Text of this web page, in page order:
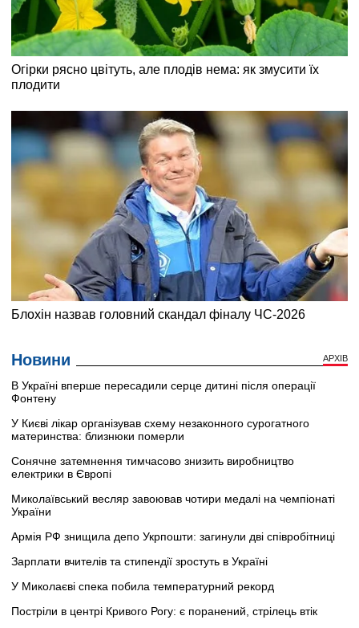
Новини АРХІВ
В Україні вперше пересадили серце дитині після операції
Фонтену
У Києві лікар організував схему незаконного сурогатного
материнства: близнюки померли
Сонячне затемнення тимчасово знизить виробництво
електрики в Європі
Миколаївський весляр завоював чотири медалі на чемпіонаті
України
Армія РФ знищила депо Укрпошти: загинули дві співробітниці
Зарплати вчителів та стипендії зростуть в Україні
У Миколаєві спека побила температурний рекорд
Постріли в центрі Кривого Рогу: є поранений, стрілець втік